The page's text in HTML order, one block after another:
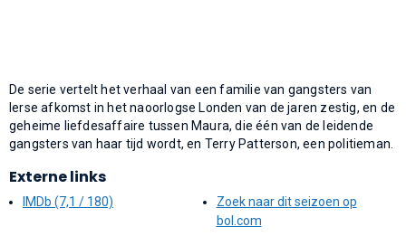
De serie vertelt het verhaal van een familie van gangsters van
Ierse afkomst in het naoorlogse Londen van de jaren zestig, en de
geheime liefdesaffaire tussen Maura, die één van de leidende
gangsters van haar tijd wordt, en Terry Patterson, een politieman.
Externe links
IMDb (7,1 / 180)
Zoek naar dit seizoen op
bol.com